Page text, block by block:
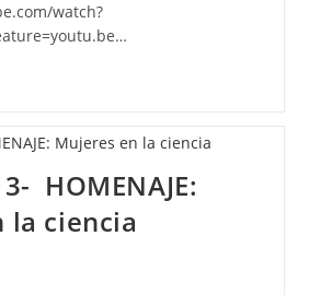
watch?
HOMENAJE:
la ciencia